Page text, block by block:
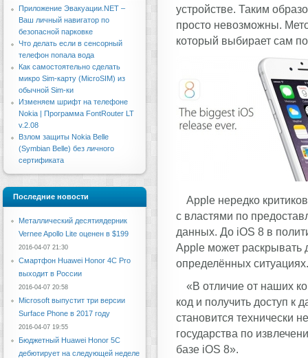
устройстве. Таким
просто невозможны.
который выбирает сам
Apple нередко
с властями по
данных. До iOS 8 в
Apple может раскрывать
определённых
«В отличие от наших
код и получить доступ
становится технически
государства по
базе iOS 8».
Приложение Эвакуации.NET –
Ваш личный навигатор по
безопасной парковке
Что делать если в сенсорный
телефон попала вода
Как самостоятельно сделать
микро Sim-карту (MicroSIM) из
обычной Sim-ки
Изменяем шрифт на телефоне
Nokia | Программа FontRouter LT
v.2.08
Взлом защиты Nokia Belle
(Symbian Belle) без личного
сертификата
Последние новости
Металлический десятиядерник
Vernee Apollo Lite оценен в $199
2016-04-07 21:30
Смартфон Huawei Honor 4C Pro
выходит в России
2016-04-07 20:58
Microsoft выпустит три версии
Surface Phone в 2017 году
2016-04-07 19:55
Бюджетный Huawei Honor 5C
дебютирует на следующей неделе